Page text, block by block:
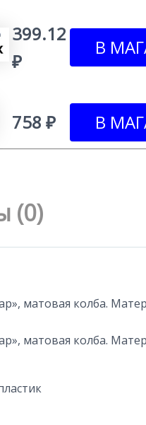
399.12
₽
758 ₽
(0)
матовая колба.
матовая колба.